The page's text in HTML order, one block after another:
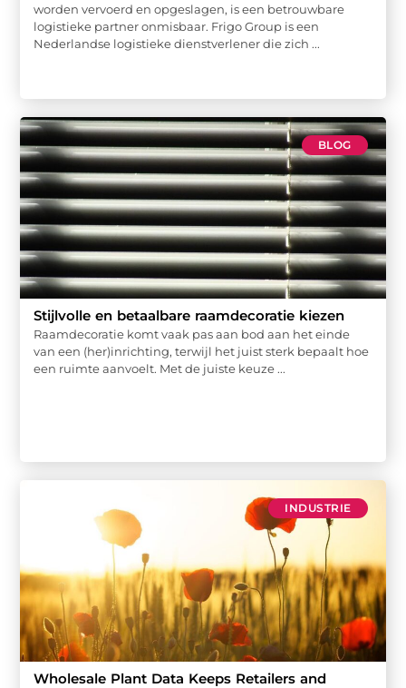
worden vervoerd en opgeslagen, is een betrouwbare
logistieke partner onmisbaar. Frigo Group is een
Nederlandse logistieke dienstverlener die zich ...
BLOG
Stijlvolle en betaalbare raamdecoratie kiezen
Raamdecoratie komt vaak pas aan bod aan het einde
van een (her)inrichting, terwijl het juist sterk bepaalt hoe
een ruimte aanvoelt. Met de juiste keuze ...
INDUSTRIE
Wholesale Plant Data Keeps Retailers and